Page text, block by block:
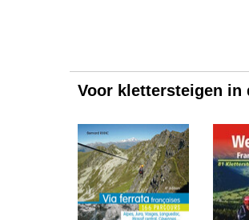
Voor klettersteigen in